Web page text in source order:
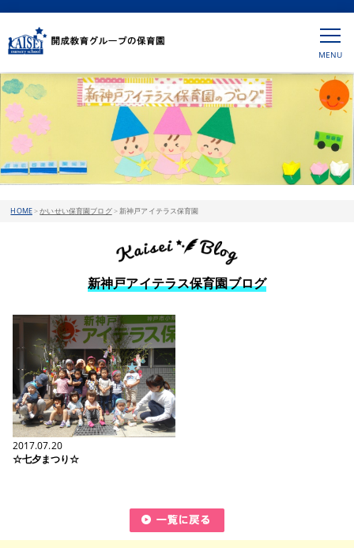
HOME>かいせい保育園ブログ>新神戸アイテラス保育園
新神戸アイテラス保育園ブログ
2017.07.20
☆七夕まつり☆